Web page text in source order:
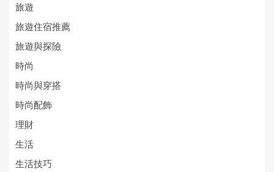
旅遊
旅遊住宿推薦
旅遊與探險
時尚
時尚與穿搭
時尚配飾
理財
生活
生活技巧